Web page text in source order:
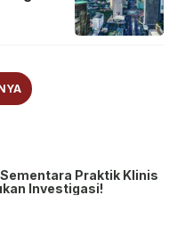
Praktik Klinis
Investigasi!